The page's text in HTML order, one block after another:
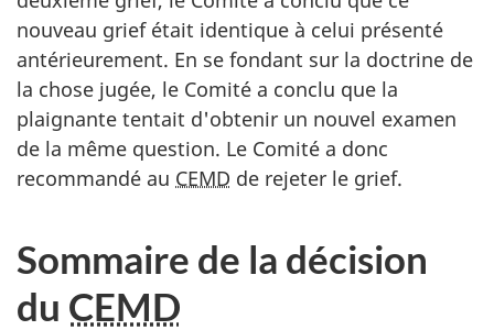
nouveau grief était identique à celui présenté
antérieurement. En se fondant sur la doctrine de
la chose jugée, le Comité a conclu que la
plaignante tentait d'obtenir un nouvel examen
de la même question. Le Comité a donc
recommandé au CEMD de rejeter le grief.
Sommaire de la décision
du CEMD